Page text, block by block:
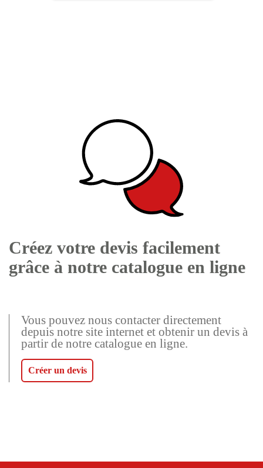
Créez votre devis facilement
grâce à notre catalogue en ligne
Vous pouvez nous contacter directement
depuis notre site internet et obtenir un devis à
partir de notre catalogue en ligne.
Créer un devis